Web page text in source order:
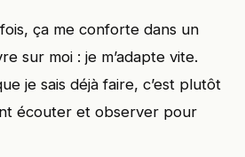
ça me conforte dans un
sur moi : je m’adapte vite.
je sais déjà faire, c’est plutôt
écouter et observer pour